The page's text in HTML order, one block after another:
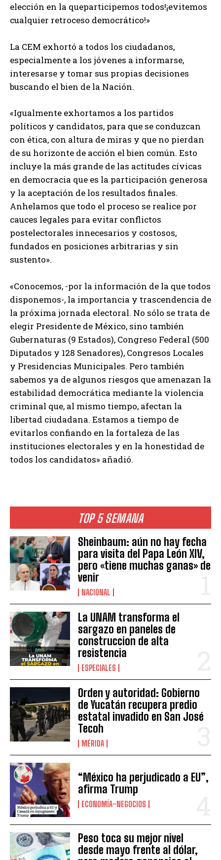
TOP 5 SEMANA
Sheinbaum: aún no hay fecha
para visita del Papa León XIV,
pero «tiene muchas ganas» de
venir
NACIONAL
La UNAM transforma el
sargazo en paneles de
construccion de alta
resistencia
ESPECIALES
Orden y autoridad: Gobierno
de Yucatán recupera predio
estatal invadido en San José
Tecoh
MÉRIDA
“México ha perjudicado a EU”,
afirma Trump
ECONOMÍA-NEGOCIOS
Peso toca su mejor nivel
desde mayo frente al dólar,
elección en la queparticipemos todos!¡evitemos
cualquier retroceso democrático!»
La CEM exhortó a todos los ciudadanos,
especialmente a los jóvenes a informarse,
interesarse y tomar sus propias decisiones
buscando el bien de la Nación.
«Igualmente exhortamos a los partidos
políticos y candidatos, para que se conduzcan
con ética, con altura de miras y que no pierdan
de su horizonte de acción el bien común. Esto
incluye la más grande de las actitudes cívicas
en democracia que es la participación generosa
y la aceptación de los resultados finales.
Anhelamos que todo el proceso se realice por
cauces legales para evitar conflictos
postelectorales innecesarios y costosos,
fundados en posiciones arbitrarias y sin
sustento».
«Conocemos, -por la información de la que todos
disponemos-, la importancia y trascendencia de
la próxima jornada electoral. No sólo se trata de
elegir Presidente de México, sino también
Gubernaturas (9 Estados), Congreso Federal (500
Diputados y 128 Senadores), Congresos Locales
y Presidencias Municipales. Pero también
sabemos ya de algunos riesgos que amenazan la
estabilidad democrática mediante la violencia
criminal que, al mismo tiempo, afectan la
libertad ciudadana. Estamos a tiempo de
evitarlos confiando en la fortaleza de las
instituciones electorales y en la honestidad de
todos los candidatos» añadió.